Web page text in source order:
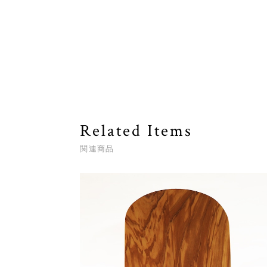
Related Items
関連商品